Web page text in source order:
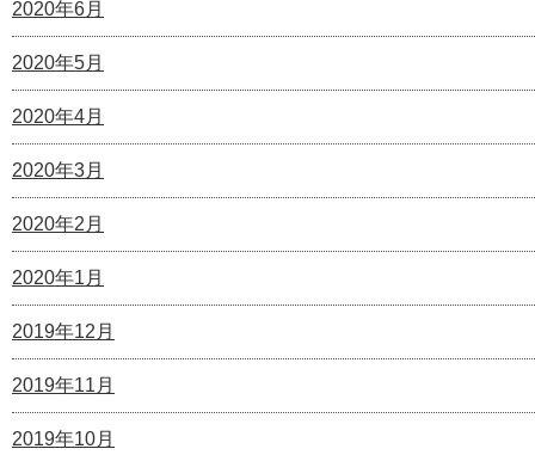
2020年6月
2020年5月
2020年4月
2020年3月
2020年2月
2020年1月
2019年12月
2019年11月
2019年10月